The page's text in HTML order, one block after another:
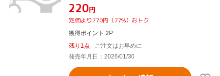
¥220円
定価より770円（77%）おトク
獲得ポイント 2P
残り1点
ご注文はお早めに
発売年月日：2026/01/30